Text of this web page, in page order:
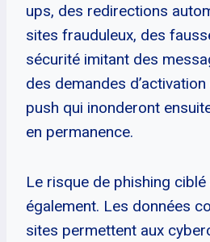
ups, des redirections
sites frauduleux, des
sécurité imitant des
des demandes
push qui inonderont
en permanence.
Le risque de phishing
également. Les données
sites permettent aux